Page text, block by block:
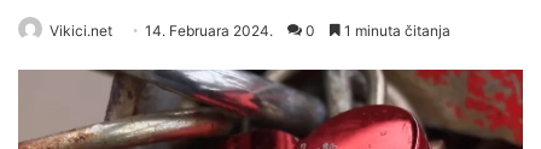
Vikici.net 14. Februara 2024. 0 1 minuta čitanja